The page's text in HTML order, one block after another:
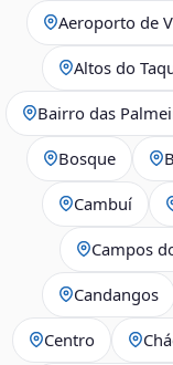
Aeroporto de
Altos do
Bairro das
Bosque
Cambuí
Campos
Candangos
Centro